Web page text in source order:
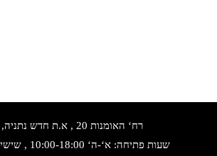
רח‘ האומנות 20 , א.ת חדש נתניה, טלפון:
שעות פתיחה: א‘-ה‘ 10:00-18:00 , שישי: 9:00-14:00